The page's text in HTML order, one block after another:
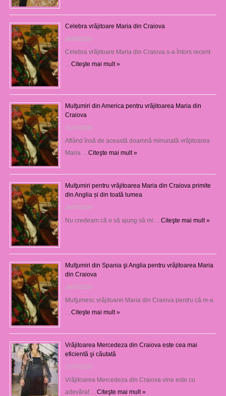
Celebra vrăjitoare Maria din Craiova
06/08/2026
Celebra vrăjitoare Maria din Craiova s-a întors recent
Citeşte mai mult »
Mulţumiri din America pentru vrăjitoarea Maria din
Craiova
31/07/2026
Aflând însă de această doamnă minunată vrăjitoarea
Maria … Citeşte mai mult »
Mulţumiri pentru vrăjitoarea Maria din Craiova primite
din Anglia și din toată lumea
29/07/2026
Nu credeam că o să ajung să mi … Citeşte mai mult »
Mulţumiri din Spania şi Anglia pentru vrăjitoarea Maria
din Craiova
28/07/2026
Mulţumesc vrăjitoarei Maria din Craiova pentru că m-a
Citeşte mai mult »
Vrăjitoarea Mercedeza din Craiova este cea mai
eficientă şi căutată
27/07/2026
Vrăjitoarea Mercedeza din Craiova vine este cu
adevărat … Citeşte mai mult »